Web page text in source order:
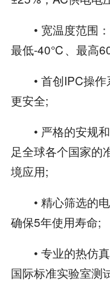
• 宽温度范围：
最低-40℃、最高
• 首创IPC操作
更安全;
• 严格的安规和
足全球各个国家的
境应用;
• 精心筛选的电
确保5年使用寿命;
• 专业的热仿真
国际标准实验室测